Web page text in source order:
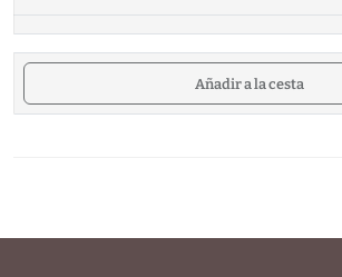
Añadir a la cesta